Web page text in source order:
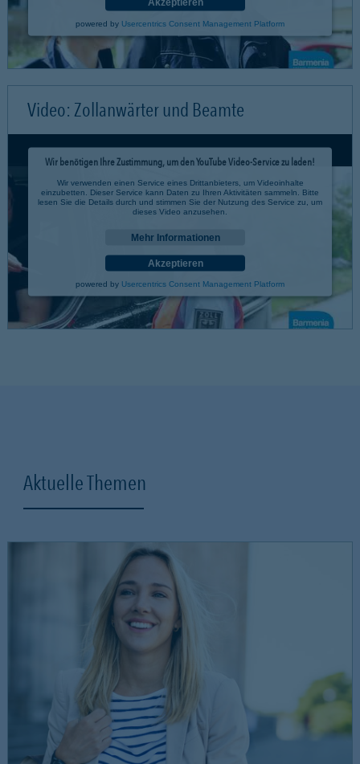
powered by Usercentrics Consent Management Platform
Video: Zollanwärter und Beamte
Wir benötigen Ihre Zustimmung, um den YouTube Video-Service zu laden!
Wir verwenden einen Service eines Drittanbieters, um Videoinhalte
einzubetten. Dieser Service kann Daten zu Ihren Aktivitäten sammeln. Bitte
lesen Sie die Details durch und stimmen Sie der Nutzung des Service zu, um
dieses Video anzusehen.
Mehr Informationen
Akzeptieren
powered by Usercentrics Consent Management Platform
Aktuelle Themen